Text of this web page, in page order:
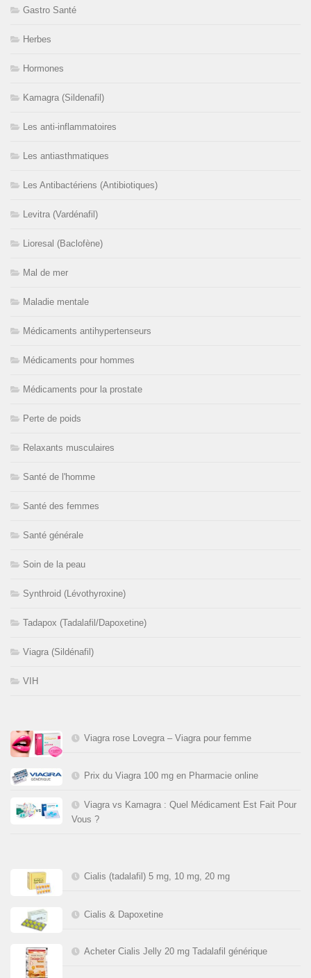
Gastro Santé
Herbes
Hormones
Kamagra (Sildenafil)
Les anti-inflammatoires
Les antiasthmatiques
Les Antibactériens (Antibiotiques)
Levitra (Vardénafil)
Lioresal (Baclofène)
Mal de mer
Maladie mentale
Médicaments antihypertenseurs
Médicaments pour hommes
Médicaments pour la prostate
Perte de poids
Relaxants musculaires
Santé de l'homme
Santé des femmes
Santé générale
Soin de la peau
Synthroid (Lévothyroxine)
Tadapox (Tadalafil/Dapoxetine)
Viagra (Sildénafil)
VIH
Viagra rose Lovegra – Viagra pour femme
Prix du Viagra 100 mg en Pharmacie online
Viagra vs Kamagra : Quel Médicament Est Fait Pour
Vous ?
Cialis (tadalafil) 5 mg, 10 mg, 20 mg
Cialis & Dapoxetine
Acheter Cialis Jelly 20 mg Tadalafil générique